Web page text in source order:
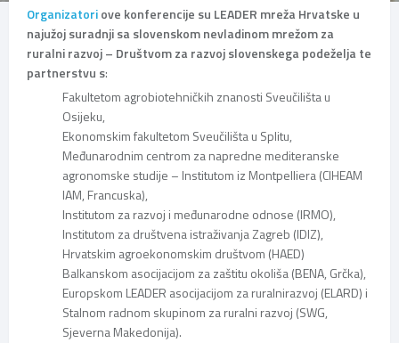
Organizatoriove konferencije su LEADER mreža Hrvatske u
najužoj suradnji sa slovenskom nevladinom mrežom za
ruralni razvoj – Društvom za razvoj slovenskega podeželja te
partnerstvu s:
Fakultetom agrobiotehničkih znanosti Sveučilišta u
Osijeku,
Ekonomskim fakultetom Sveučilišta u Splitu,
Međunarodnim centrom za napredne mediteranske
agronomske studije – Institutom iz Montpelliera (CIHEAM
IAM, Francuska),
Institutom za razvoj i međunarodne odnose (IRMO),
Institutom za društvena istraživanja Zagreb (IDIZ),
Hrvatskim agroekonomskim društvom (HAED)
Balkanskom asocijacijom za zaštitu okoliša (BENA, Grčka),
Europskom LEADER asocijacijom za ruralnirazvoj (ELARD) i
Stalnom radnom skupinom za ruralni razvoj (SWG,
Sjeverna Makedonija).